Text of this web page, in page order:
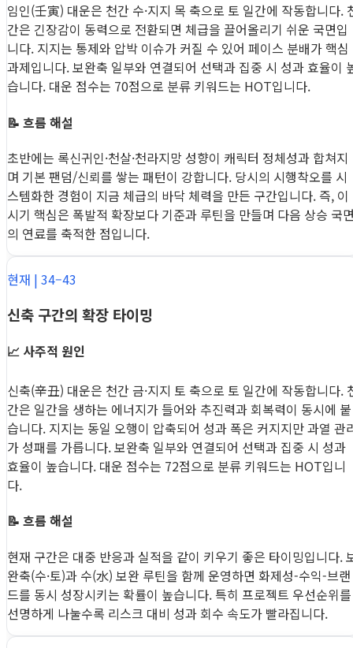
임인(壬寅) 대운은 천간 수·지지 목 축으로 토 일간에 작동합니다.
간은 긴장감이 동력으로 전환되면 체급을 끌어올리기 쉬운 국면입
니다. 지지는 통제와 압박 이슈가 커질 수 있어 페이스 분배가 핵심
과제입니다. 보완축 일부와 연결되어 선택과 집중 시 성과 효율이
습니다. 대운 점수는 70점으로 분류 키워드는 HOT입니다.
📝 흐름 해설
초반에는 록신귀인·천살·천라지망 성향이 캐릭터 정체성과 합쳐지
며 기본 팬덤/신뢰를 쌓는 패턴이 강합니다. 당시의 시행착오를 시
스템화한 경험이 지금 체급의 바닥 체력을 만든 구간입니다. 즉, 이
시기 핵심은 폭발적 확장보다 기준과 루틴을 만들며 다음 상승 국
의 연료를 축적한 점입니다.
현재 | 34–43
신축 구간의 확장 타이밍
📈 사주적 원인
신축(辛丑) 대운은 천간 금·지지 토 축으로 토 일간에 작동합니다.
간은 일간을 생하는 에너지가 들어와 추진력과 회복력이 동시에 붙
습니다. 지지는 동일 오행이 압축되어 성과 폭은 커지지만 과열 관
가 성패를 가릅니다. 보완축 일부와 연결되어 선택과 집중 시 성과
효율이 높습니다. 대운 점수는 72점으로 분류 키워드는 HOT입니
다.
📝 흐름 해설
현재 구간은 대중 반응과 실적을 같이 키우기 좋은 타이밍입니다.
완축(수·토)과 수(水) 보완 루틴을 함께 운영하면 화제성-수익-브랜
드를 동시 성장시키는 확률이 높습니다. 특히 프로젝트 우선순위를
선명하게 나눌수록 리스크 대비 성과 회수 속도가 빨라집니다.